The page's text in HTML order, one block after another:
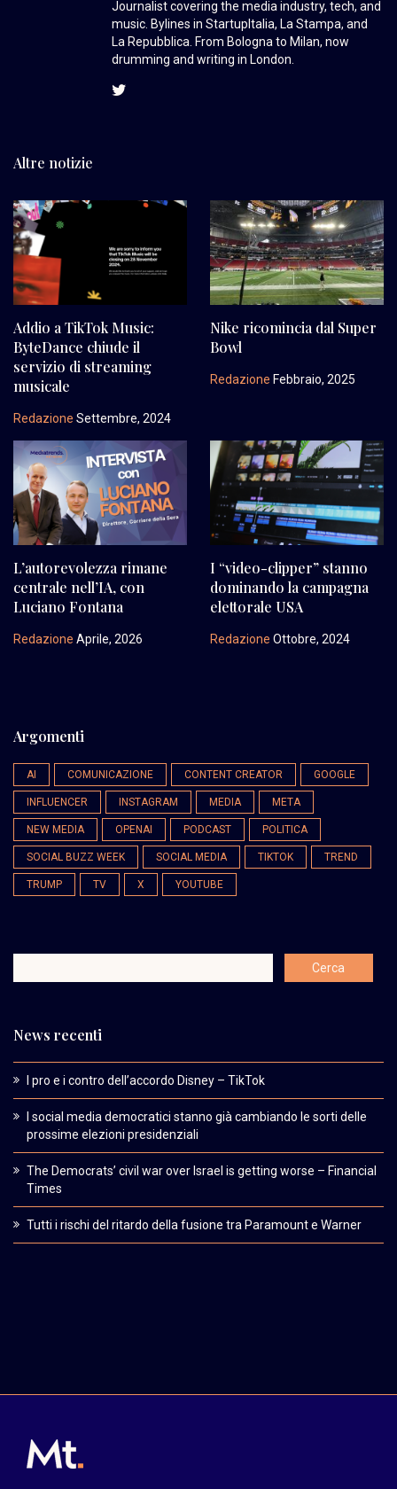
Journalist covering the media industry, tech, and
music. Bylines in StartupItalia, La Stampa, and
La Repubblica. From Bologna to Milan, now
drumming and writing in London.
Altre notizie
Addio a TikTok Music:
ByteDance chiude il
servizio di streaming
musicale
Redazione Settembre, 2024
Nike ricomincia dal Super
Bowl
Redazione Febbraio, 2025
L’autorevolezza rimane
centrale nell’IA, con
Luciano Fontana
Redazione Aprile, 2026
I “video-clipper” stanno
dominando la campagna
elettorale USA
Redazione Ottobre, 2024
Argomenti
AI COMUNICAZIONE CONTENT CREATOR GOOGLE
INFLUENCER INSTAGRAM MEDIA META
NEW MEDIA OPENAI PODCAST POLITICA
SOCIAL BUZZ WEEK SOCIAL MEDIA TIKTOK TREND
TRUMP TV X YOUTUBE
News recenti
I pro e i contro dell’accordo Disney – TikTok
I social media democratici stanno già cambiando le sorti delle
prossime elezioni presidenziali
The Democrats’ civil war over Israel is getting worse – Financial
Times
Tutti i rischi del ritardo della fusione tra Paramount e Warner